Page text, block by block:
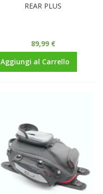
REAR PLUS
89,99 €
Aggiungi al Carrello